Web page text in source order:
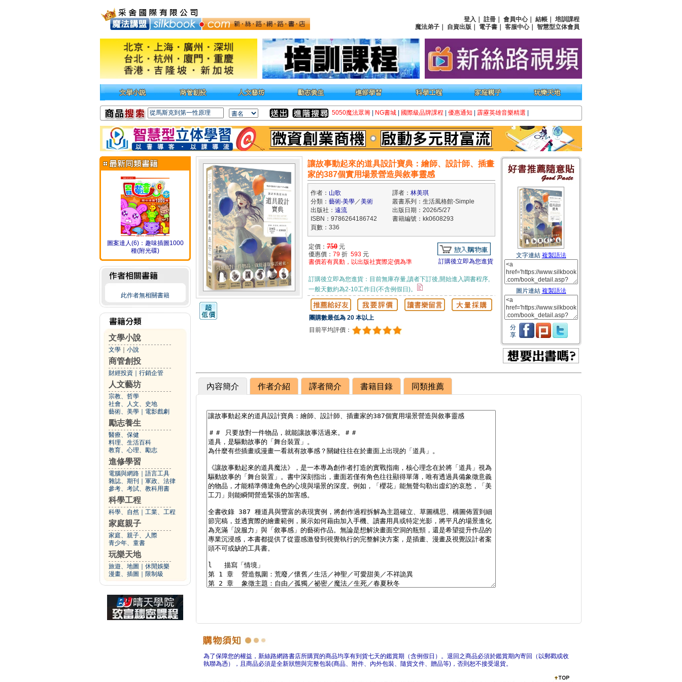
登入 註冊 會員中心｜ 結帳
培訓課程
魔法弟子
自資出版 電子書 客服中心｜ 智慧型立体會員
5050魔法眾籌 NG書城 國際級品牌課程 優惠通知 霹靂英雄音樂精選
圖案達人(6)：趣味插圖1000
種(附光碟)
此作者無相關書籍
文學小說
文學 小說
商管創投
財經投資 行銷企管
人文藝坊
宗教、哲學
社會、人文、史地
藝術、美學
電影戲劇
勵志養生
醫療、保健
料理、生活百科
教育、心理、勵志
進修學習
電腦與網路
語言工具
雜誌、期刊
軍政、法律
參考、考試、教科用書
科學工程
科學、自然 工業、工程
家庭親子
家庭、親子、人際
青少年、童書
玩樂天地
旅遊、地圖
休閒娛樂
漫畫、插圖
限制級
讓故事動起來的道具設計寶典：繪師、設計師、插畫
家的387個實用場景營造與敘事靈感
作者： 山歌 譯者： 林美琪
分類： 藝術‧美學／美術
叢書系列：生活風格館-Simple
出版社： 遠流
出版日期：2026/5/27
ISBN：9786264186742
書籍編號：kk0608293
頁數：336
定價： 750 元
優惠價： 79 折 593 元
書價若有異動，以出版社實際定價為準
訂購後立即為您進貨
訂購後立即為您進貨：目前無庫存量,讀者下訂後,開始進入調書程序,
一般天數約為2-10工作日(不含例假日)。
團購數最低為 20 本以上
目前平均評價：
文字連結 複製語法
圖片連結 複製語法
分
享
內容簡介 作者介紹 譯者簡介 書籍目錄 同類推薦
為了保障您的權益，新絲路網路書店所購買的商品均享有到貨七天的鑑賞期（含例假日）。退回之商品必須於鑑賞期內寄回（以郵戳或收
執聯為憑），且商品必須是全新狀態與完整包裝(商品、附件、內外包裝、隨貨文件、贈品等)，否則恕不接受退貨。